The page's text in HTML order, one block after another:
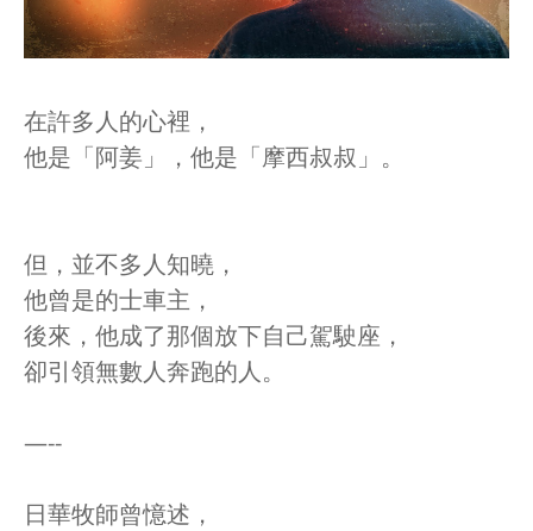
在許多人的心裡，
他是「阿姜」，他是「摩西叔叔」。
但，並不多人知曉，
他曾是的士車主，
後來，他成了那個放下自己駕駛座，
卻引領無數人奔跑的人。
—--
日華牧師曾憶述，